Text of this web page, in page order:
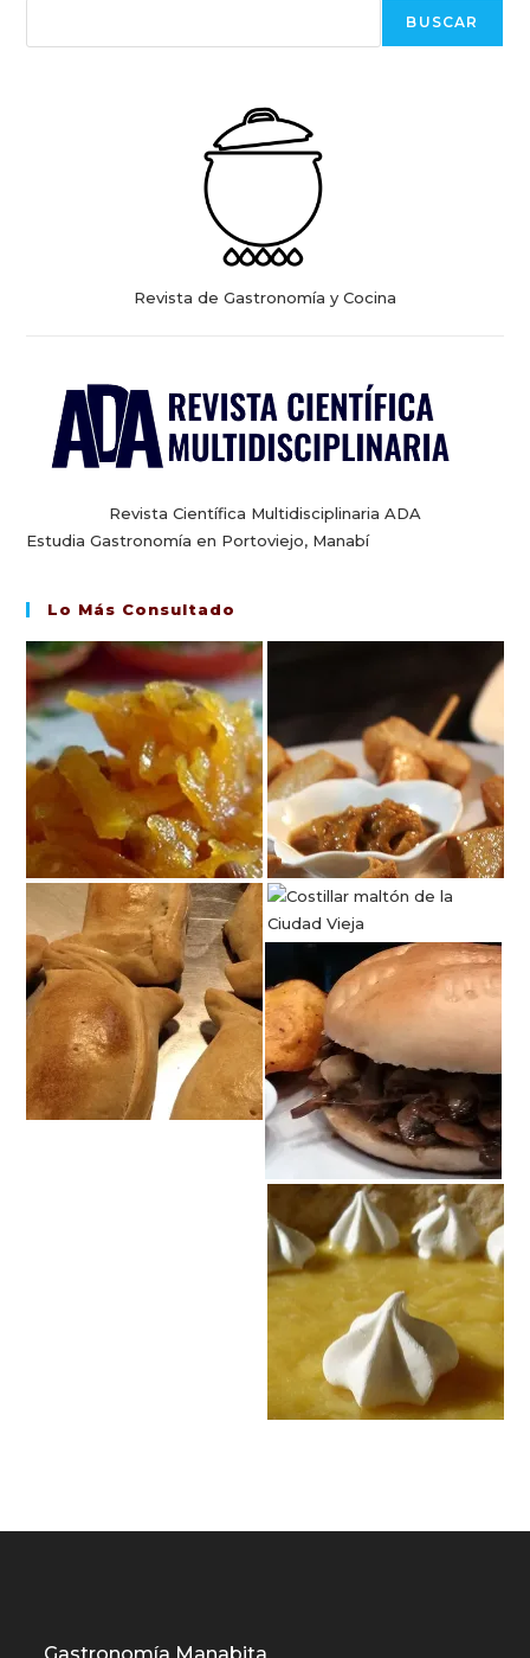
BUSCAR
Revista de Gastronomía y Cocina
Revista Científica Multidisciplinaria ADA
Estudia Gastronomía en Portoviejo, Manabí
Lo Más Consultado